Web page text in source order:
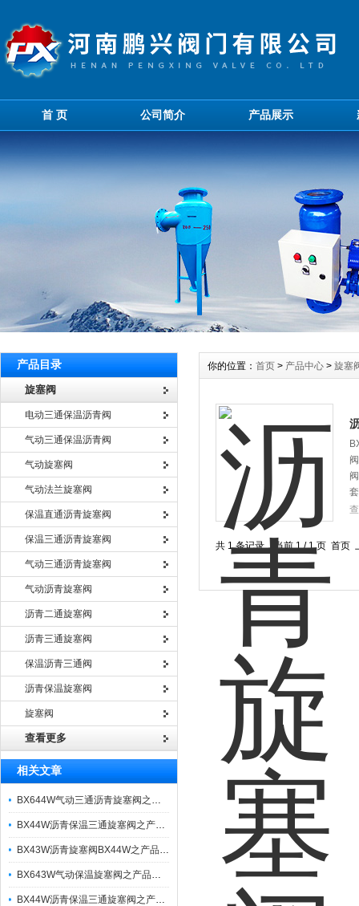
首 页 公司简介 产品展示
产品目录
旋塞阀
电动三通保温沥青阀
气动三通保温沥青阀
气动旋塞阀
气动法兰旋塞阀
保温直通沥青旋塞阀
保温三通沥青旋塞阀
气动三通沥青旋塞阀
气动沥青旋塞阀
沥青二通旋塞阀
沥青三通旋塞阀
保温沥青三通阀
沥青保温旋塞阀
旋塞阀
查看更多
相关文章
BX644W气动三通沥青旋塞阀之产品主要特点参数
BX44W沥青保温三通旋塞阀之产品特点参数
BX43W沥青旋塞阀BX44W之产品特点与参数
BX643W气动保温旋塞阀之产品特点与原理
BX44W沥青保温三通旋塞阀之产品特性与原理
你的位置： 首页 > 产品中心 > 旋塞
共 1 条记录，当前 1 / 1 页 首页